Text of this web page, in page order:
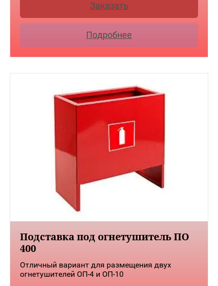
Заказать
Подробнее
Подставка под огнетушитель ПО
400
Отличный вариант для размещения двух
огнетушителей ОП-4 и ОП-10